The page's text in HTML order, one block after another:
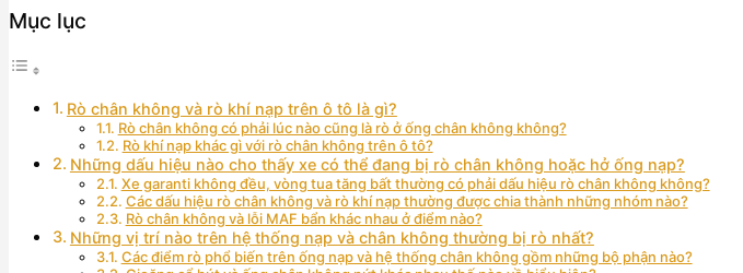
Mục lục
Rò chân không và rò khí nạp trên ô tô là gì?
Rò chân không có phải lúc nào cũng là rò ở ống chân không không?
Rò khí nạp khác gì với rò chân không trên ô tô?
Những dấu hiệu nào cho thấy xe có thể đang bị rò chân không hoặc hở ống nạp?
Xe garanti không đều, vòng tua tăng bất thường có phải dấu hiệu rò chân không không?
Các dấu hiệu rò chân không và rò khí nạp thường được chia thành những nhóm nào?
Rò chân không và lỗi MAF bẩn khác nhau ở điểm nào?
Những vị trí nào trên hệ thống nạp và chân không thường bị rò nhất?
Các điểm rò phổ biến trên ống nạp và hệ thống chân không gồm những bộ phận nào?